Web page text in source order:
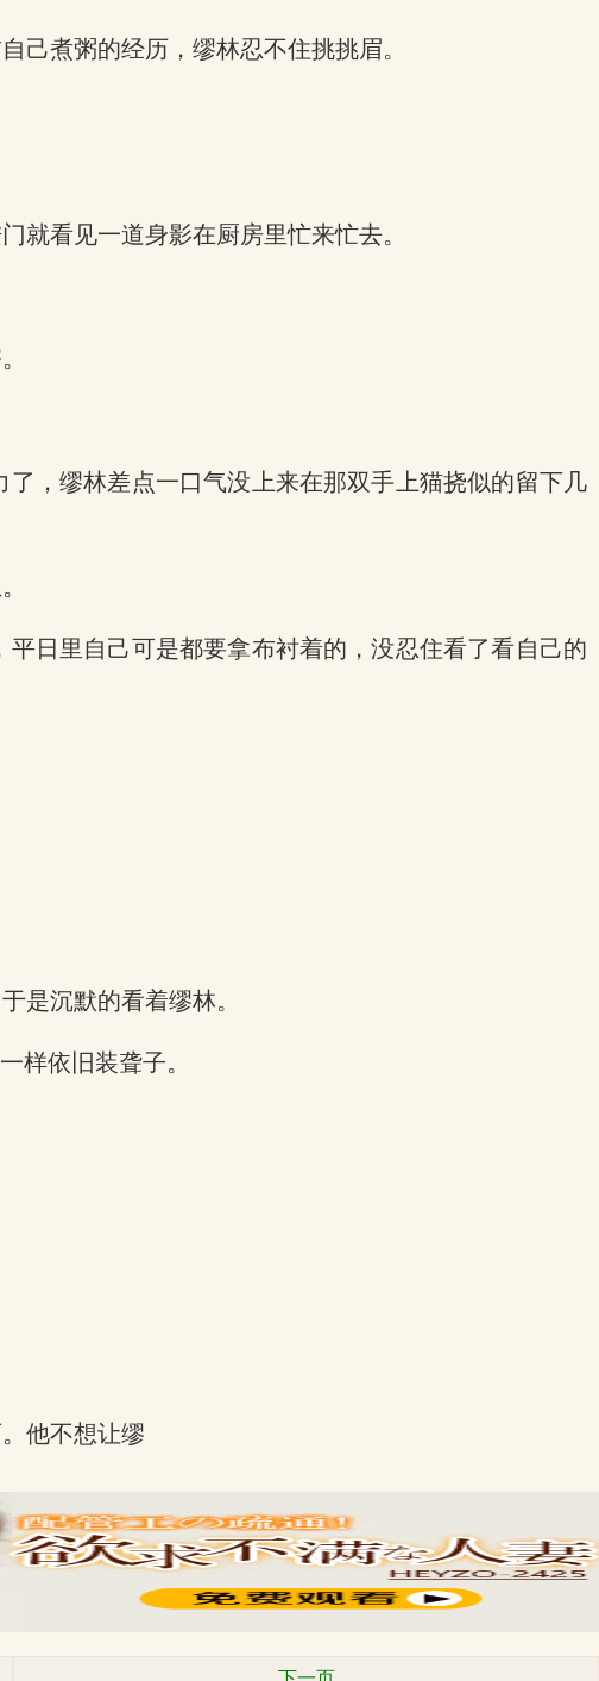
己煮粥的经历，缪林忍不住挑挑眉。
就看见一道身影在厨房里忙来忙去。
，缪林差点一口气没上来在那双手上猫挠似的留下几
日里自己可是都要拿布衬着的，没忍住看了看自己的
是沉默的看着缪林。
样依旧装聋子。
他不想让缪